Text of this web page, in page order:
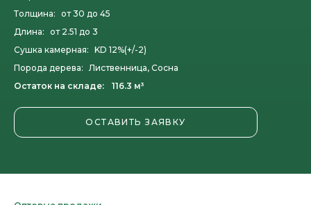
Толщина: от 30 до 45
Длина: от 2.51 до 3
Сушка камерная: KD 12%(+/-2)
Порода дерева: Лиственница, Сосна
Остаток на складе:
116.3 м³
ОСТАВИТЬ ЗАЯВКУ